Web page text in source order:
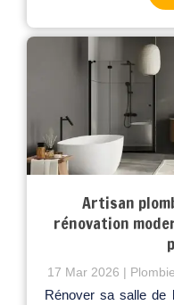
Artisan
rénovation
17 Mar 2026
Rénover sa salle de